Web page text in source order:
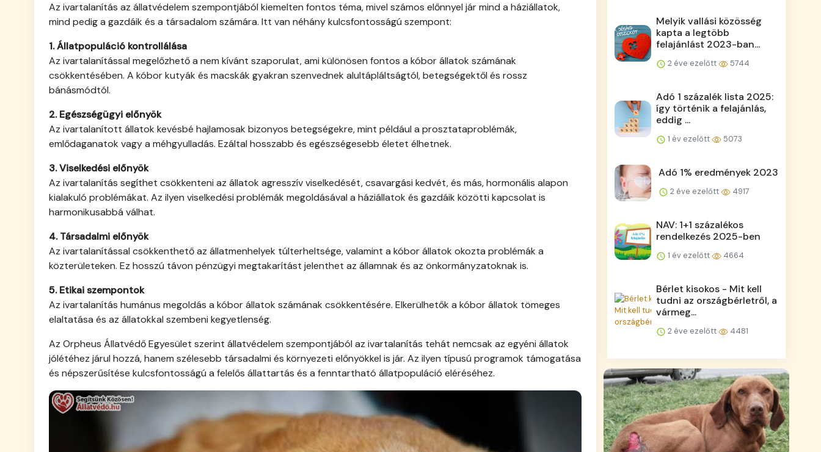
Az ivartalanítás az állatvédelem szempontjából kiemelten fontos téma, mivel számos előnnyel jár mind a háziállatok,
mind pedig a gazdáik és a társadalom számára. Itt van néhány kulcsfontosságú szempont:
1. Állatpopuláció kontrollálása
Az ivartalanítással megelőzhető a nem kívánt szaporulat, ami különösen fontos a kóbor állatok számának
csökkentésében. A kóbor kutyák és macskák gyakran szenvednek alultápláltságtól, betegségektől és rossz
bánásmódtól.
2. Egészségügyi előnyök
Az ivartalanított állatok kevésbé hajlamosak bizonyos betegségekre, mint például a prosztataproblémák,
emlődaganatok vagy a méhgyulladás. Ezáltal hosszabb és egészségesebb életet élhetnek.
3. Viselkedési előnyök
Az ivartalanítás segíthet csökkenteni az állatok agresszív viselkedését, csavargási kedvét, és más, hormonális alapon
kialakuló problémákat. Az ilyen viselkedési problémák megoldásával a háziállatok és gazdáik közötti kapcsolat is
harmonikusabbá válhat.
4. Társadalmi előnyök
Az ivartalanítással csökkenthető az állatmenhelyek túlterheltsége, valamint a kóbor állatok okozta problémák a
közterületeken. Ez hosszú távon pénzügyi megtakarítást jelenthet az államnak és az önkormányzatoknak is.
5. Etikai szempontok
Az ivartalanítás humánus megoldás a kóbor állatok számának csökkentésére. Elkerülhetők a kóbor állatok tömeges
elaltatása és az állatokkal szembeni kegyetlenség.
Az Orpheus Állatvédő Egyesület szerint állatvédelem szempontjából az ivartalanítás tehát nemcsak az egyéni állatok
jólétéhez járul hozzá, hanem szélesebb társadalmi és környezeti előnyökkel is jár. Az ilyen típusú programok támogatása
és népszerűsítése kulcsfontosságú a felelős állattartás és a fenntartható állatpopuláció eléréséhez.
Melyik vallási közösség
kapta a legtöbb
felajánlást 2023-ban...
2 éve ezelőtt 5744
Adó 1 százalék lista 2025:
így történik a felajánlás,
eddig ...
1 év ezelőtt 5073
Adó 1% eredmények 2023
2 éve ezelőtt 4917
NAV: 1+1 százalékos
rendelkezés 2025-ben
1 év ezelőtt 4664
Bérlet kisokos - Mit kell
tudni az országbérletről, a
vármeg...
2 éve ezelőtt 4481